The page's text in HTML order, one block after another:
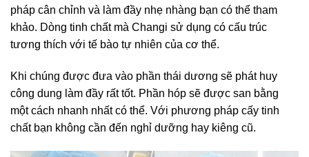
pháp cân chỉnh và làm đầy nhẹ nhàng bạn có thể tham
khảo. Dòng tinh chất mà Changi sử dụng có cấu trúc
tương thích với tế bào tự nhiên của cơ thể.
Khi chúng được đưa vào phần thái dương sẽ phát huy
công dung làm đầy rất tốt. Phần hóp sẽ được san bằng
một cách nhanh nhất có thể. Với phương pháp cấy tinh
chất bạn không cần đến nghỉ dưỡng hay kiêng cũ.